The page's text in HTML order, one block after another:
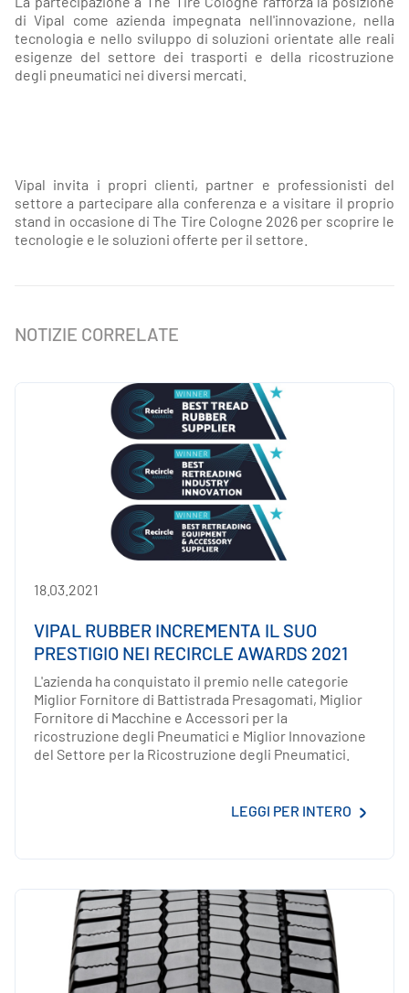
di Vipal come azienda impegnata nell'innovazione, nella
tecnologia e nello sviluppo di soluzioni orientate alle reali
esigenze del settore dei trasporti e della ricostruzione
degli pneumatici nei diversi mercati.
Vipal invita i propri clienti, partner e professionisti del
settore a partecipare alla conferenza e a visitare il proprio
stand in occasione di The Tire Cologne 2026 per scoprire le
tecnologie e le soluzioni offerte per il settore.
NOTIZIE CORRELATE
18.03.2021
VIPAL RUBBER INCREMENTA IL SUO
PRESTIGIO NEI RECIRCLE AWARDS 2021
L'azienda ha conquistato il premio nelle categorie
Miglior Fornitore di Battistrada Presagomati, Miglior
Fornitore di Macchine e Accessori per la
ricostruzione degli Pneumatici e Miglior Innovazione
del Settore per la Ricostruzione degli Pneumatici.
LEGGI PER INTERO